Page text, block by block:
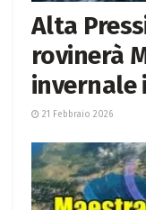
Alta
rovinerà
invernale
21 Febbraio 2026